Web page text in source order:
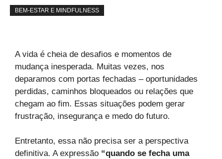
BEM-ESTAR E MINDFULNESS
A vida é cheia de desafios e momentos de
mudança inesperada. Muitas vezes, nos
deparamos com portas fechadas – oportunidades
perdidas, caminhos bloqueados ou relações que
chegam ao fim. Essas situações podem gerar
frustração, insegurança e medo do futuro.
Entretanto, essa não precisa ser a perspectiva
definitiva. A expressão “quando se fecha uma